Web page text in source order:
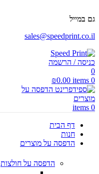
גם במייל
sales@speedprint.co.il
כניסה / הרשמה
0
0
items
₪0.00
0
items
דף הבית
חנות
הדפסה על מוצרים
הדפסה על חולצות